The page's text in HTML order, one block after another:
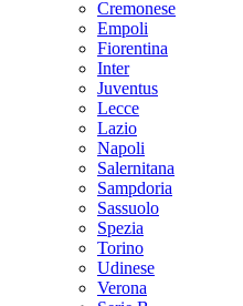
Cremonese
Empoli
Fiorentina
Inter
Juventus
Lecce
Lazio
Napoli
Salernitana
Sampdoria
Sassuolo
Spezia
Torino
Udinese
Verona